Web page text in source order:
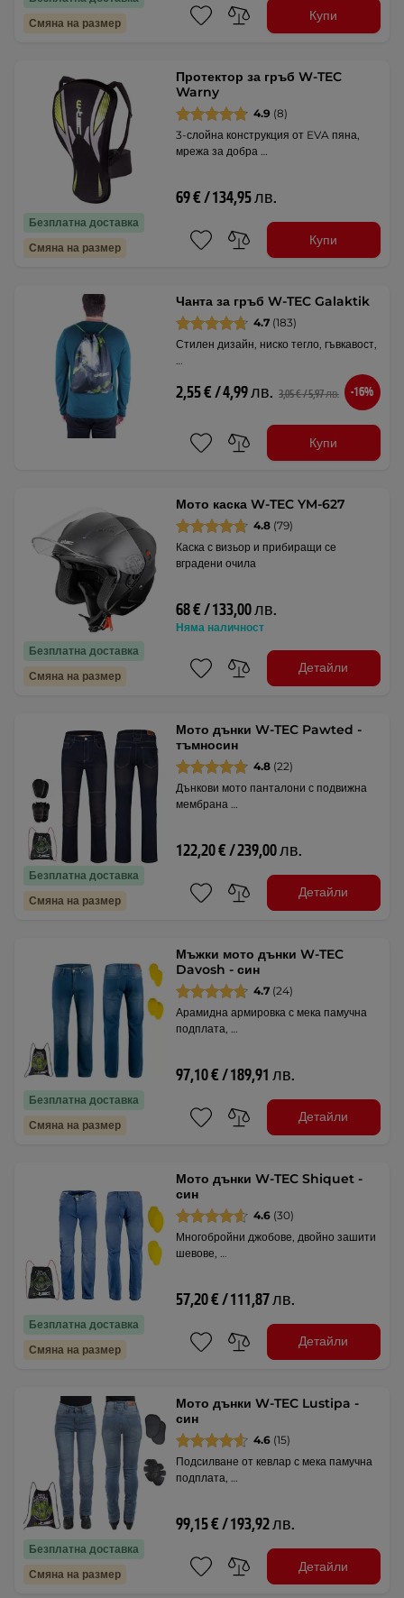
Смяна на размер
Купи
Безплатна доставка
Смяна на размер
Протектор за гръб W-TEC
Warny
4.9 (8)
3-слойна конструкция от EVA пяна,
мрежа за добра …
69 € / 134,95 лв.
Купи
Чанта за гръб W-TEC Galaktik
4.7 (183)
Стилен дизайн, ниско тегло, гъвкавост,
…
2,55 € / 4,99 лв. 3,05 € / 5,97 лв. -16%
Купи
Безплатна доставка
Смяна на размер
Мото каска W-TEC YM-627
4.8 (79)
Каска с визьор и прибиращи се
вградени очила
68 € / 133,00 лв.
Няма наличност
Детайли
Безплатна доставка
Смяна на размер
Мото дънки W-TEC Pawted -
тъмносин
4.8 (22)
Дънкови мото панталони с подвижна
мембрана …
122,20 € / 239,00 лв.
Детайли
Безплатна доставка
Смяна на размер
Мъжки мото дънки W-TEC
Davosh - син
4.7 (24)
Арамидна армировка с мека памучна
подплата, …
97,10 € / 189,91 лв.
Детайли
Безплатна доставка
Смяна на размер
Мото дънки W-TEC Shiquet -
син
4.6 (30)
Многобройни джобове, двойно зашити
шевове, …
57,20 € / 111,87 лв.
Детайли
Безплатна доставка
Смяна на размер
Мото дънки W-TEC Lustipa -
син
4.6 (15)
Подсилване от кевлар с мека памучна
подплата, …
99,15 € / 193,92 лв.
Детайли